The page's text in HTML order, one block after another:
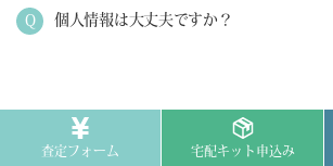
個人情報は大丈夫ですか？
ハイジュエリー製品とし
査定フォーム 宅配キット申込み